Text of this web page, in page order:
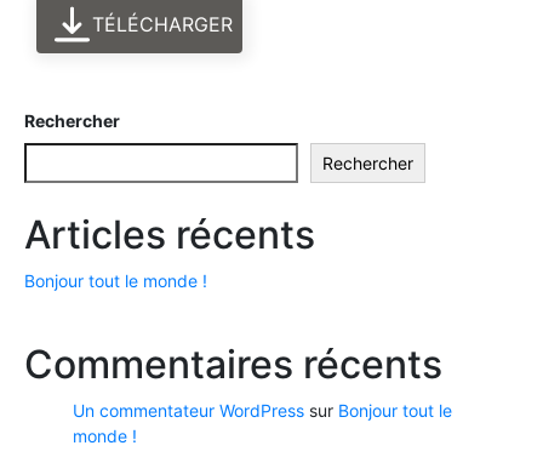
TÉLÉCHARGER
Rechercher
Rechercher
Articles récents
Bonjour tout le monde !
Commentaires récents
Un commentateur WordPress sur Bonjour tout le
monde !